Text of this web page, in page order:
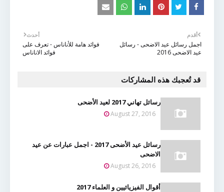
أحدث
فوائد هامة للأناناس - تعرف على
فوائد الاناناس
أقدم
اجمل رسائل عيد الاضحى - رسائل
عيد الاضحى 2016
قد تُعجبك هذه المشاركات
رسائل تهاني 2017 لعيد الأضحى
August 27, 2016
رسائل عيد الأضحى 2017 - اجمل عبارات عن عيد
الاضحى
August 26, 2016
أقوال الفيزيائيين و العلماء 2017